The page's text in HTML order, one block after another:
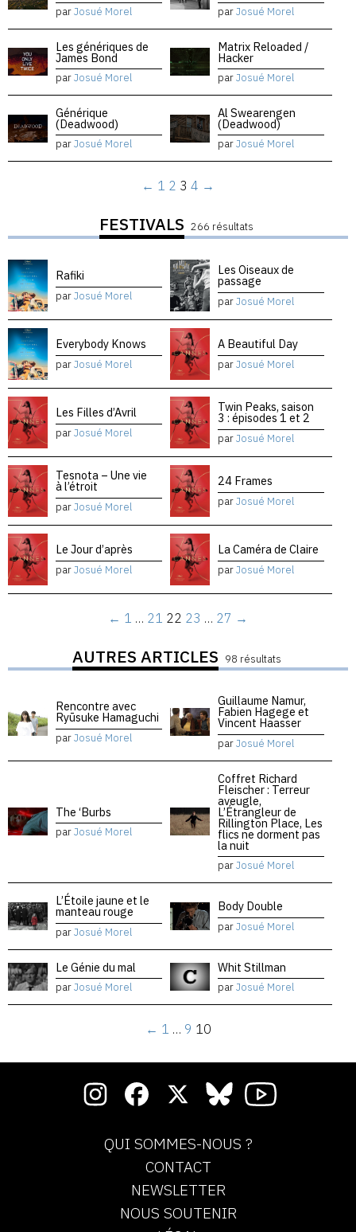
parJosué Morel parJosué Morel
Les génériques de
James Bond
parJosué Morel
Matrix Reloaded /
Hacker
parJosué Morel
Générique
(Deadwood)
parJosué Morel
Al Swearengen
(Deadwood)
parJosué Morel
← 1 2 3 4 →
FESTIVALS 266 résultats
Rafiki
parJosué Morel
Les Oiseaux de
passage
parJosué Morel
Everybody Knows
parJosué Morel
A Beautiful Day
parJosué Morel
Les Filles d’Avril
parJosué Morel
Twin Peaks, saison
3 : épisodes 1 et 2
parJosué Morel
Tesnota – Une vie
à l’étroit
parJosué Morel
24 Frames
parJosué Morel
Le Jour d’après
parJosué Morel
La Caméra de Claire
parJosué Morel
← 1 … 21 22 23 … 27 →
AUTRES ARTICLES 98 résultats
Rencontre avec
Ryūsuke Hamaguchi
parJosué Morel
Guillaume Namur,
Fabien Hagege et
Vincent Haasser
parJosué Morel
The ‘Burbs
parJosué Morel
Coffret Richard
Fleischer : Terreur
aveugle,
L’Étrangleur de
Rillington Place, Les
flics ne dorment pas
la nuit
parJosué Morel
L’Étoile jaune et le
manteau rouge
parJosué Morel
Body Double
parJosué Morel
Le Génie du mal
parJosué Morel
Whit Stillman
parJosué Morel
← 1 … 9 10
QUI SOMMES-NOUS ?
CONTACT
NEWSLETTER
NOUS SOUTENIR